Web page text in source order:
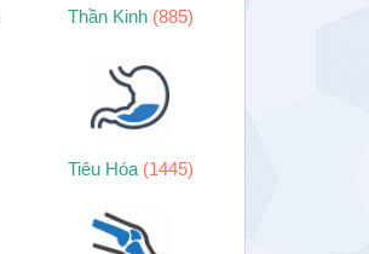
Thần Kinh (885)
Tiêu Hóa (1445)